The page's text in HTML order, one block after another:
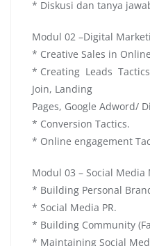
* Diskusi dan tanya
Modul 02 –Digital
* Creative Sales in
* Creating Leads
Join, Landing
Pages, Google Adword/
* Conversion Tactics.
* Online engagement
Modul 03 – Social Media
* Building Personal
* Social Media PR.
* Building Community
* Maintaining Social